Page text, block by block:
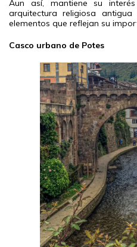
Aun así, mantiene su
arquitectura religiosa
elementos que reflejan su
Casco urbano de Potes